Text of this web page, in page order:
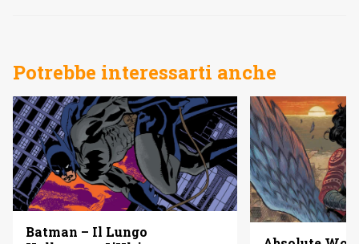
Potrebbe interessarti anche
Batman – Il Lungo